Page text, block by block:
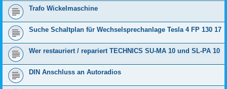
Trafo Wickelmaschine
Suche Schaltplan für Wechselsprechanlage Tesla 4 FP 130 17
Wer restauriert / repariert TECHNICS SU-MA 10 und SL-PA 10
DIN Anschluss an Autoradios